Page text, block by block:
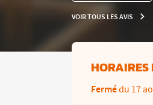
VOIR TOUS LES AVIS
VOIR
LES
HORAIRES
Fermédu 17